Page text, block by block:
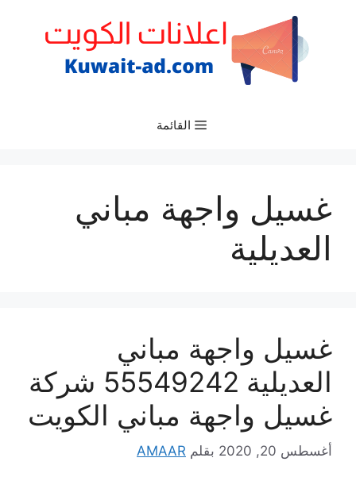
القائمة
غسيل واجهة مباني
العديلية
غسيل واجهة مباني
العديلية 55549242 شركة
غسيل واجهة مباني الكويت
أغسطس 20, 2020 بقلم AMAAR